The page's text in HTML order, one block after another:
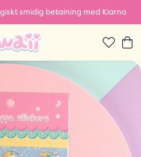
smidig betalning med Klarna